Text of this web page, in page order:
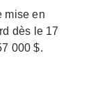
mise en
dès le 17
000 $.